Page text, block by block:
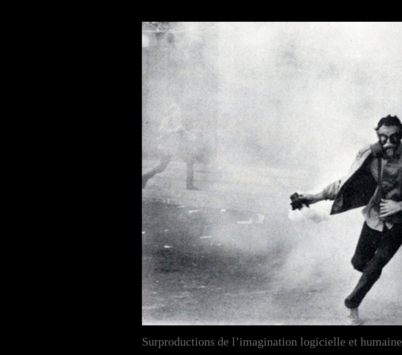
Surproductions de l’imagination logicielle et humaine